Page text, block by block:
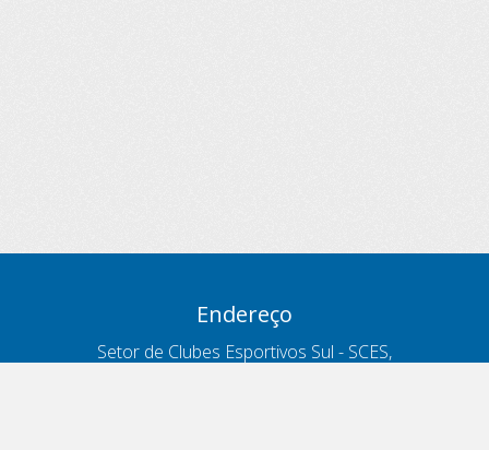
Endereço
Setor de Clubes Esportivos Sul - SCES,